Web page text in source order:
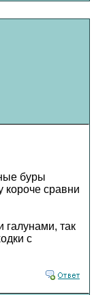
буры
короче сравни
галунами, так
с